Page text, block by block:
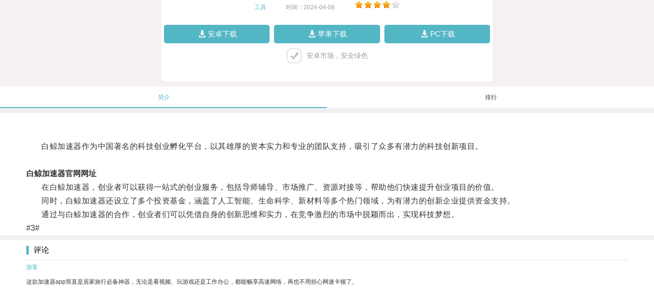
工具 时间：2024-04-08
安卓下载 苹果下载 PC下载
安卓市场，安全绿色
简介 排行
白鲸加速器作为中国著名的科技创业孵化平台，以其雄厚的资本实力和专业的团队支持，吸引了众多有潜力的科技创新项目。
白鲸加速器官网网址
在白鲸加速器，创业者可以获得一站式的创业服务，包括导师辅导、市场推广、资源对接等，帮助他们快速提升创业项目的价值。
同时，白鲸加速器还设立了多个投资基金，涵盖了人工智能、生命科学、新材料等多个热门领域，为有潜力的创新企业提供资金支持。
通过与白鲸加速器的合作，创业者们可以凭借自身的创新思维和实力，在竞争激烈的市场中脱颖而出，实现科技梦想。
#3#
评论
游客
这款加速器app简直是居家旅行必备神器，无论是看视频、玩游戏还是工作办公，都能畅享高速网络，再也不用担心网速卡顿了。